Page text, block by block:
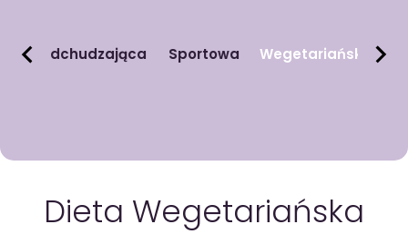
Odchudzająca Sportowa Wegetariańska
Dieta Wegetariańska